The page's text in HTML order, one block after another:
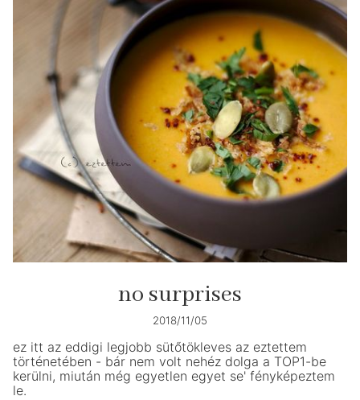
no surprises
2018/11/05
ez itt az eddigi legjobb sütőtökleves az eztettem
történetében - bár nem volt nehéz dolga a TOP1-be
kerülni, miután még egyetlen egyet se' fényképeztem
le.